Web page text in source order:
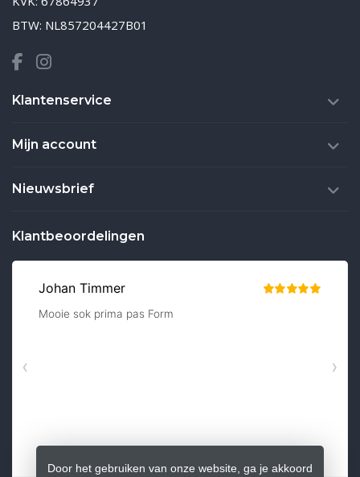
BTW: NL857204427B01
Klantenservice
Mijn account
Nieuwsbrief
Klantbeoordelingen
Door het gebruiken van onze website, ga je akkoord